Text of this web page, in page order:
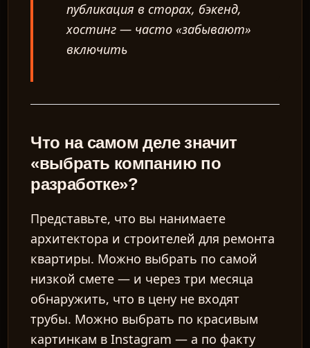
публикация в сторах, бэкенд,
хостинг — часто «забывают»
включить
Что на самом деле значит
«выбрать компанию по
разработке»?
Представьте, что вы нанимаете
архитектора и строителей для ремонта
квартиры. Можно выбрать по самой
низкой смете — и через три месяца
обнаружить, что в цену не входят
трубы. Можно выбрать по красивым
картинкам в Instagram — а по факту